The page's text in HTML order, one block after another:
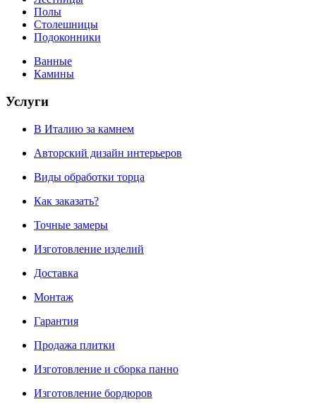
Полы
Столешницы
Подоконники
Ванные
Камины
Услуги
В Италию за камнем
Авторский дизайн интерьеров
Виды обработки торца
Как заказать?
Точные замеры
Изготовление изделий
Доставка
Монтаж
Гарантия
Продажа плитки
Изготовление и сборка панно
Изготовление бордюров